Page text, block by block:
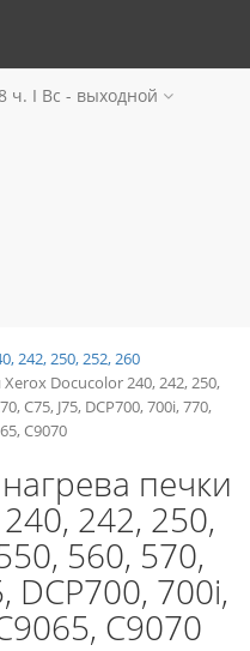
ч. I Вc - выходной
242, 250, 252, 260
Docucolor 240, 242, 250,
C75, J75, DCP700, 700i, 770,
C9070
печки
242, 250,
560, 570,
DCP700, 700i,
C9070